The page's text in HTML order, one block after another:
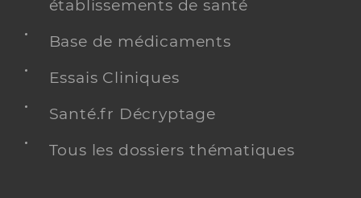
établissements de santé
Base de médicaments
Essais Cliniques
Santé.fr Décryptage
Tous les dossiers thématiques